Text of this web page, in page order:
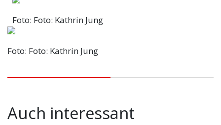
Foto: Foto: Kathrin Jung
Foto: Foto: Kathrin Jung
Auch interessant